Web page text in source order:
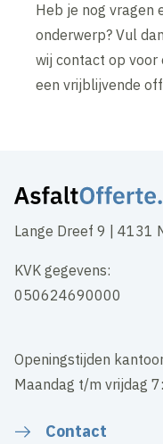
Heb je nog vragen
onderwerp? Vul dan
wij contact op voor
een vrijblijvende
Lange Dreef 9 | 4131
KVK gegevens:
050624690000
Openingstijden
Maandag t/m vrijdag
Contact